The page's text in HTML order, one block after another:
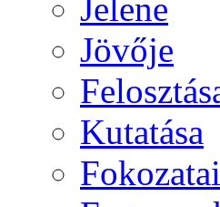
Jelene
Jövője
Kutatása
Fokozatai